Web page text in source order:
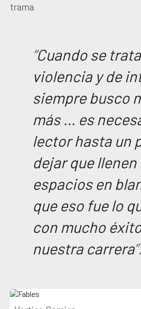
trama
“Cuando se
violencia y de
siempre busco
más … es
lector hasta un
dejar que llenen
espacios en
que eso fue lo
con mucho
nuestra carrera”.